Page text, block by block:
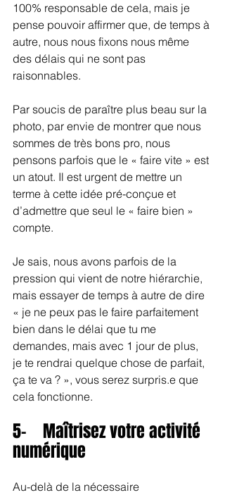
100% responsable de cela, mais je
pense pouvoir affirmer que, de temps à
autre, nous nous fixons nous même
des délais qui ne sont pas
raisonnables.
Par soucis de paraître plus beau sur la
photo, par envie de montrer que nous
sommes de très bons pro, nous
pensons parfois que le « faire vite » est
un atout. Il est urgent de mettre un
terme à cette idée pré-conçue et
d’admettre que seul le « faire bien »
compte.
Je sais, nous avons parfois de la
pression qui vient de notre hiérarchie,
mais essayer de temps à autre de dire
« je ne peux pas le faire parfaitement
bien dans le délai que tu me
demandes, mais avec 1 jour de plus,
je te rendrai quelque chose de parfait,
ça te va ? », vous serez surpris.e que
cela fonctionne.
5-    Maîtrisez votre activité
numérique
Au-delà de la nécessaire